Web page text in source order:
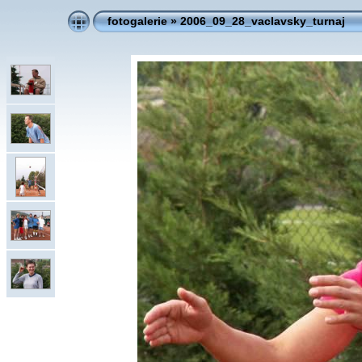
fotogalerie»2006_09_28_vaclavsky_turnaj